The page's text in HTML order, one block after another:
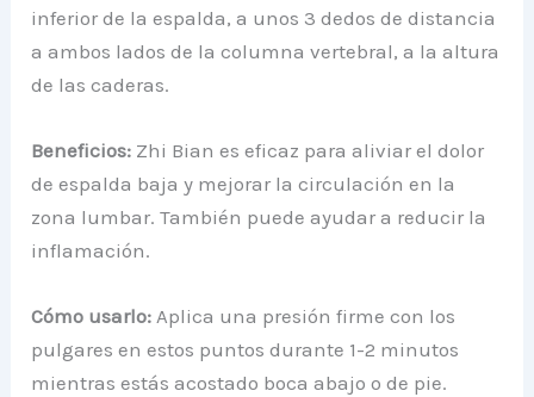
inferior de la espalda, a unos 3 dedos de distancia
a ambos lados de la columna vertebral, a la altura
de las caderas.
Beneficios: Zhi Bian es eficaz para aliviar el dolor
de espalda baja y mejorar la circulación en la
zona lumbar. También puede ayudar a reducir la
inflamación.
Cómo usarlo: Aplica una presión firme con los
pulgares en estos puntos durante 1-2 minutos
mientras estás acostado boca abajo o de pie.